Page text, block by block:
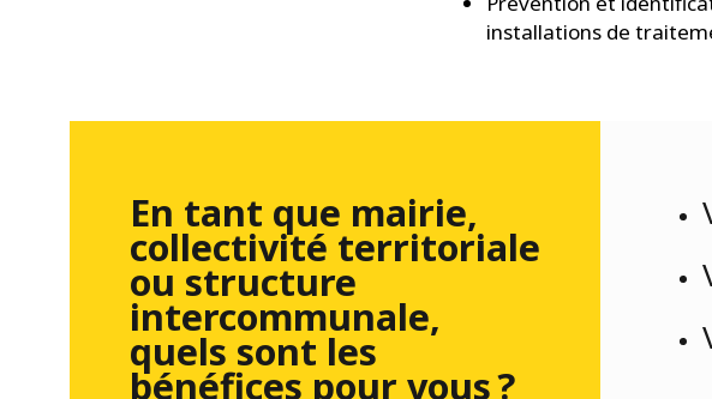
installations de
En tant que mairie,
collectivité territoriale
ou structure
intercommunale,
quels sont les
bénéfices pour vous ?